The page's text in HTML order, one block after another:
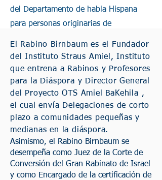
del Departamento de habla Hispana
para personas originarias de
El Rabino Birnbaum es el Fundador
del Instituto Straus Amiel, Instituto
que entrena a Rabinos y Profesores
para la Diáspora y Director General
del Proyecto OTS Amiel BaKehila ,
el cual envía Delegaciones de corto
plazo a comunidades pequeñas y
medianas en la diáspora.
Asimismo, el Rabino Birnbaum se
desempeña como Juez de la Corte de
Conversión del Gran Rabinato de Israel
y como Encargado de la certificación de